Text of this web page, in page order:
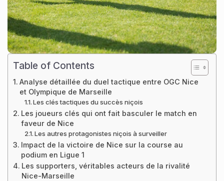
Table of Contents
Analyse détaillée du duel tactique entre OGC Nice
et Olympique de Marseille
Les clés tactiques du succès niçois
Les joueurs clés qui ont fait basculer le match en
faveur de Nice
Les autres protagonistes niçois à surveiller
Impact de la victoire de Nice sur la course au
podium en Ligue 1
Les supporters, véritables acteurs de la rivalité
Nice-Marseille